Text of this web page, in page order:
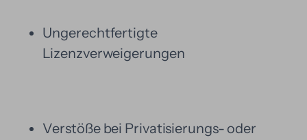
Ungerechtfertigte
Lizenzverweigerungen
Verstöße bei Privatisierungs- oder